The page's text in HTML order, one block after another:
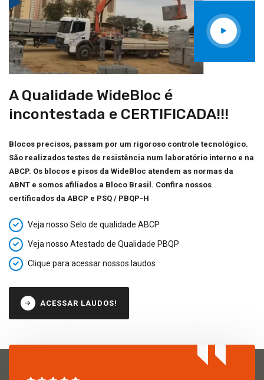
A Qualidade WideBloc é
incontestada e CERTIFICADA!!!
Blocos precisos, passam por um rigoroso controle tecnológico.
São realizados testes de resistência num laboratório interno e na
ABCP. Os blocos e pisos da WideBloc atendem as normas da
ABNT e somos afiliados a Bloco Brasil. Confira nossos
certificados da ABCP e PSQ / PBQP-H
Veja nosso Selo de qualidade ABCP
Veja nosso Atestado de Qualidade PBQP
Clique para acessar nossos laudos
ACESSAR LAUDOS!